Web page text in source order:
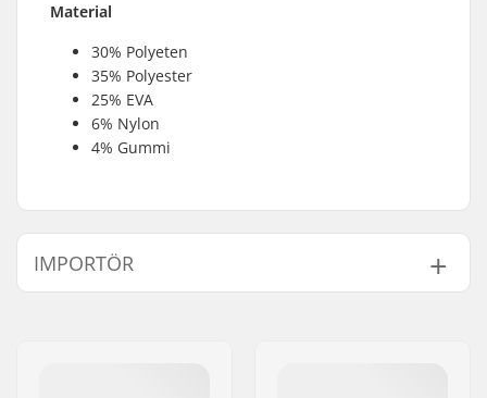
Material
30% Polyeten
35% Polyester
25% EVA
6% Nylon
4% Gummi
IMPORTÖR